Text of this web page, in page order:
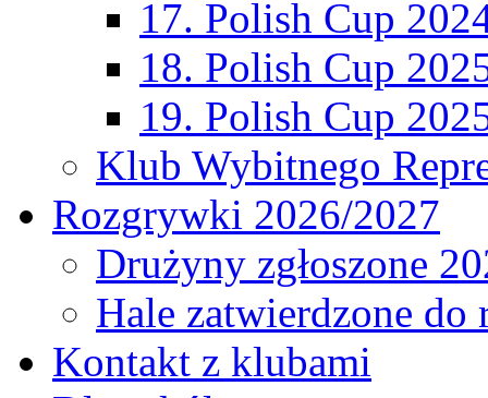
17. Polish Cup
18. Polish Cup
19. Polish Cup
Klub Wybitnego
Rozgrywki 2026/2027
Drużyny zgłoszone
Hale zatwierdzone
Kontakt z klubami